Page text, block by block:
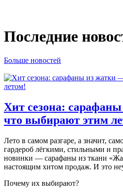
Последние
Больше новостей
Хит сезона:
что выбирают этим
Лето в самом разгаре, а значит,
гардероб лёгкими, стильными и
новинки — сарафаны из ткани
настоящим хитом продаж. И это
Почему их выбирают?